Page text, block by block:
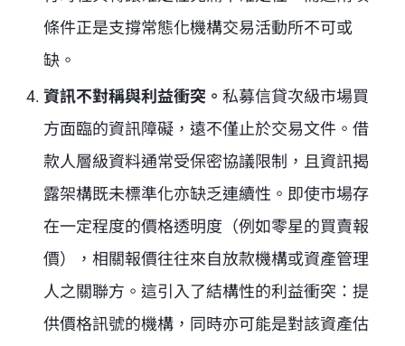
條件正是支撐常態化機構交易活動所不可或
缺。
資訊不對稱與利益衝突。 私募信貸次級市場買
方面臨的資訊障礙，遠不僅止於交易文件。借
款人層級資料通常受保密協議限制，且資訊揭
露架構既未標準化亦缺乏連續性。即使市場存
在一定程度的價格透明度（例如零星的買賣報
價），相關報價往往來自放款機構或資產管理
人之關聯方。這引入了結構性的利益衝突：提
供價格訊號的機構，同時亦可能是對該資產估